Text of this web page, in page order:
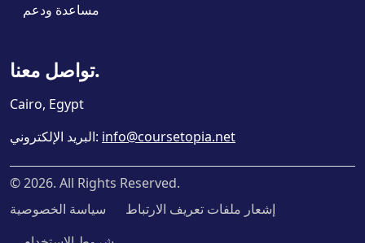
مساعدة ودعم
تواصل معنا.
Cairo, Egypt
البريد الإلكتروني: info@coursetopia.net
©2026. All Rights Reserved.
سياسة الخصوصية
إشعار ملفات تعريف الارتباط